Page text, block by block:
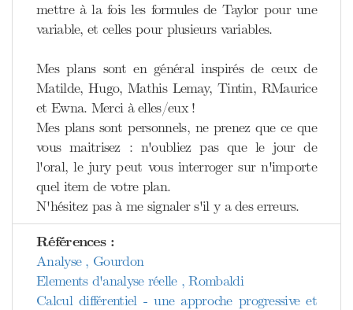
mettre à la fois les formules de Taylor pour une
variable, et celles pour plusieurs variables.
Mes plans sont en général inspirés de ceux de
Matilde, Hugo, Mathis Lemay, Tintin, RMaurice
et Ewna. Merci à elles/eux !
Mes plans sont personnels, ne prenez que ce que
vous maitrisez : n'oubliez pas que le jour de
l'oral, le jury peut vous interroger sur n'importe
quel item de votre plan.
N'hésitez pas à me signaler s'il y a des erreurs.
Références :
Analyse , Gourdon
Elements d'analyse réelle , Rombaldi
Calcul différentiel - une approche progressive et